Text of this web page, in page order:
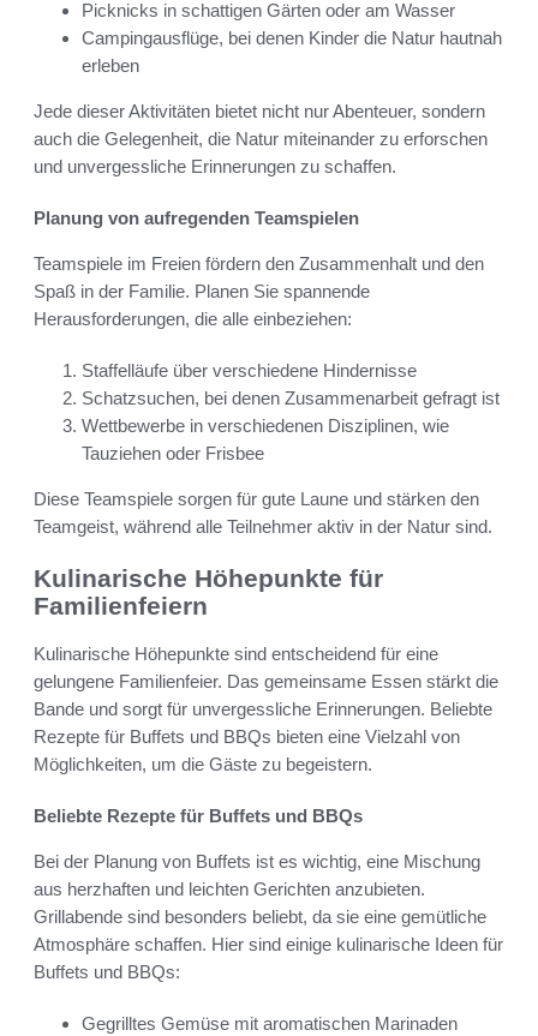
Picknicks in schattigen Gärten oder am Wasser
Campingausflüge, bei denen Kinder die Natur hautnah
erleben
Jede dieser Aktivitäten bietet nicht nur Abenteuer, sondern
auch die Gelegenheit, die Natur miteinander zu erforschen
und unvergessliche Erinnerungen zu schaffen.
Planung von aufregenden Teamspielen
Teamspiele im Freien fördern den Zusammenhalt und den
Spaß in der Familie. Planen Sie spannende
Herausforderungen, die alle einbeziehen:
Staffelläufe über verschiedene Hindernisse
Schatzsuchen, bei denen Zusammenarbeit gefragt ist
Wettbewerbe in verschiedenen Disziplinen, wie
Tauziehen oder Frisbee
Diese Teamspiele sorgen für gute Laune und stärken den
Teamgeist, während alle Teilnehmer aktiv in der Natur sind.
Kulinarische Höhepunkte für
Familienfeiern
Kulinarische Höhepunkte sind entscheidend für eine
gelungene Familienfeier. Das gemeinsame Essen stärkt die
Bande und sorgt für unvergessliche Erinnerungen. Beliebte
Rezepte für Buffets und BBQs bieten eine Vielzahl von
Möglichkeiten, um die Gäste zu begeistern.
Beliebte Rezepte für Buffets und BBQs
Bei der Planung von Buffets ist es wichtig, eine Mischung
aus herzhaften und leichten Gerichten anzubieten.
Grillabende sind besonders beliebt, da sie eine gemütliche
Atmosphäre schaffen. Hier sind einige kulinarische Ideen für
Buffets und BBQs:
Gegrilltes Gemüse mit aromatischen Marinaden